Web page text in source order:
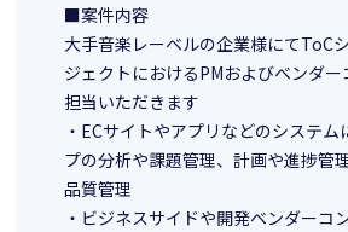
■案件内容
大手音楽レーベルの企業様にてToC
ジェクトにおけるPMおよびベンダ
担当いただきます
・ECサイトやアプリなどのシステム
プの分析や課題管理、計画や進捗管
品質管理
・ビジネスサイドや開発ベンダーコ